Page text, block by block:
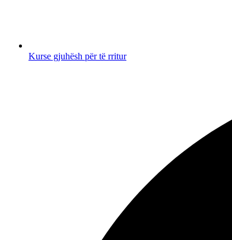
Kurse gjuhësh për të rritur